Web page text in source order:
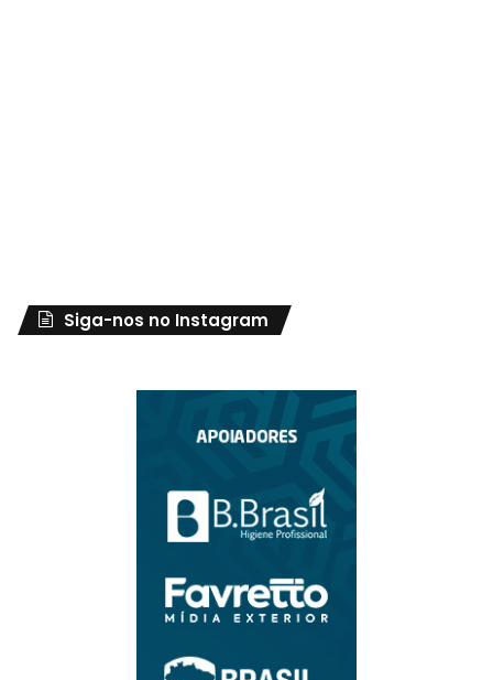
Siga-nos no Instagram